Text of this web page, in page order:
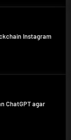
Instagram
ChatGPT agar